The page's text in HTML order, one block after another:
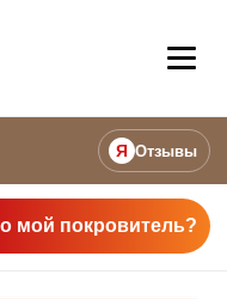
Я Отзывы
мой покровитель?